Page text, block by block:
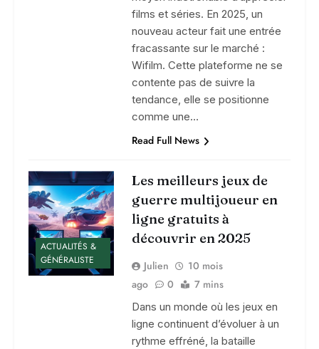
films et séries. En 2025, un
nouveau acteur fait une entrée
fracassante sur le marché :
Wifilm. Cette plateforme ne se
contente pas de suivre la
tendance, elle se positionne
comme une…
Read Full News
ACTUALITÉS &
GÉNÉRALISTE
Les meilleurs jeux de
guerre multijoueur en
ligne gratuits à
découvrir en 2025
Julien
10 mois
ago
0 7 mins
Dans un monde où les jeux en
ligne continuent d’évoluer à un
rythme effréné, la bataille